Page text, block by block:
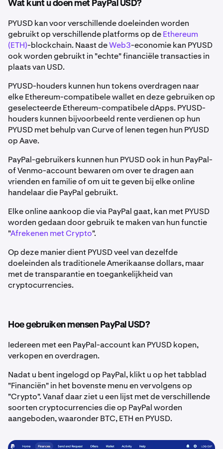
Wat kunt u doen met PayPal USD?
PYUSD kan voor verschillende doeleinden worden
gebruikt op verschillende platforms op deEthereum
(ETH)-blockchain. Naast deWeb3-economie kan PYUSD
ook worden gebruikt in "echte" financiële transacties in
plaats van USD.
PYUSD-houders kunnen hun tokens overdragen naar
elke Ethereum-compatibele wallet en deze gebruiken op
geselecteerde Ethereum-compatibele dApps. PYUSD-
houders kunnen bijvoorbeeld rente verdienen op hun
PYUSD met behulp van Curve of lenen tegen hun PYUSD
op Aave.
PayPal-gebruikers kunnen hun PYUSD ook in hun PayPal-
of Venmo-account bewaren om over te dragen aan
vrienden en familie of om uit te geven bij elke online
handelaar die PayPal gebruikt.
Elke online aankoop die via PayPal gaat, kan met PYUSD
worden gedaan door gebruik te maken van hun functie
"Afrekenen met Crypto".
Op deze manier dient PYUSD veel van dezelfde
doeleinden als traditionele Amerikaanse dollars, maar
met de transparantie en toegankelijkheid van
cryptocurrencies.
Hoe gebruiken mensen PayPal USD?
Iedereen met een PayPal-account kan PYUSD kopen,
verkopen en overdragen.
Nadat u bent ingelogd op PayPal, klikt u op het tabblad
"Financiën" in het bovenste menu en vervolgens op
"Crypto". Vanaf daar ziet u een lijst met de verschillende
soorten cryptocurrencies die op PayPal worden
aangeboden, waaronder BTC, ETH en PYUSD.